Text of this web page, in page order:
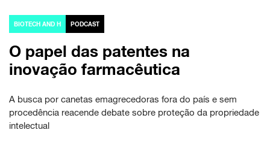
BIOTECH AND H PODCAST
O papel das patentes na
inovação farmacêutica
A busca por canetas emagrecedoras fora do país e sem
procedência reacende debate sobre proteção da propriedade
intelectual